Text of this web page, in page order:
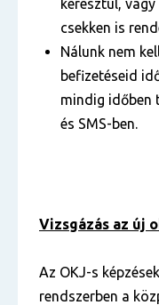
keresztül,
csekken is
Nálunk nem
befizetéseid
mindig időben
és SMS-ben.
Vizsgázás az új
Az OKJ-s
rendszerben a